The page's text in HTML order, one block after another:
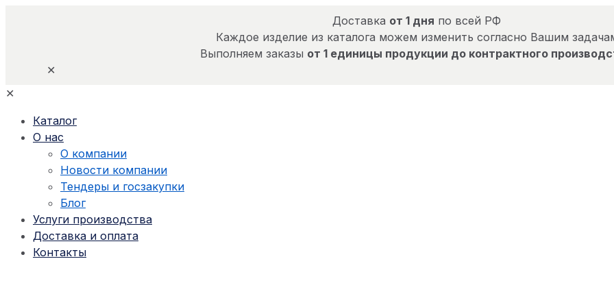
Доставка от 1 дня по всей РФ
Каждое изделие из каталога можем изменить согласно Вашим
Выполняем заказы от 1 единицы продукции до контрактного
✕
✕
Каталог
О нас
О компании
Новости компании
Тендеры и госзакупки
Блог
Услуги производства
Доставка и оплата
Контакты